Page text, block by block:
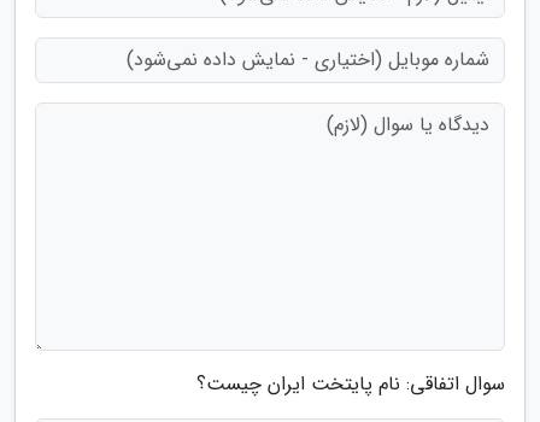
سوال اتفاقی: نام پایتخت ایران چیست؟